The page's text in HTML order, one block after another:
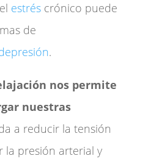
estréscrónico puede
de
.
nos permite
nuestras
a reducir la tensión
la presión arterial y